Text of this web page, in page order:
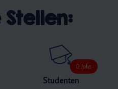
Studenten
0 Jobs